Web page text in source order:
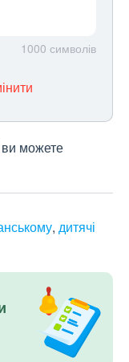
1000 символів
ви можете
, дитячі